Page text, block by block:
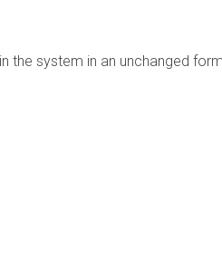
the system in an unchanged